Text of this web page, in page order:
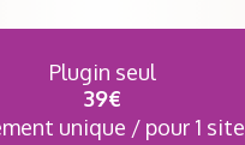
Plugin seul
39€
unique / pour 1 site